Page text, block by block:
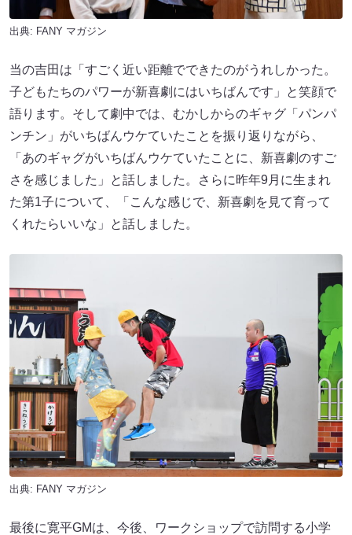
出典: FANY マガジン
当の吉田は「すごく近い距離でできたのがうれしかった。
子どもたちのパワーが新喜劇にはいちばんです」と笑顔で
語ります。そして劇中では、むかしからのギャグ「パンパ
ンチン」がいちばんウケていたことを振り返りながら、
「あのギャグがいちばんウケていたことに、新喜劇のすご
さを感じました」と話しました。さらに昨年9月に生まれ
た第1子について、「こんな感じで、新喜劇を見て育って
くれたらいいな」と話しました。
出典: FANY マガジン
最後に寛平GMは、今後、ワークショップで訪問する小学